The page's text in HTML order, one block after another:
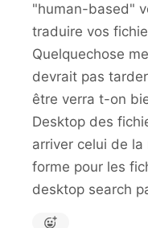
"human-based"
traduire vos
Quelquechose
devrait pas
être verra t-on
Desktop des
arriver celui de
forme pour les
desktop search